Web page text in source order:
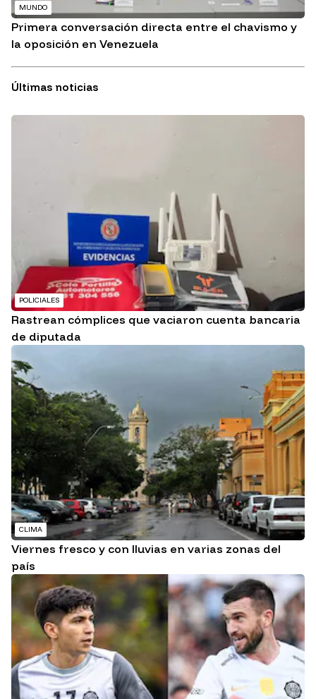
MUNDO
Primera conversación directa entre el chavismo y
la oposición en Venezuela
Últimas noticias
POLICIALES
Rastrean cómplices que vaciaron cuenta bancaria
de diputada
CLIMA
Viernes fresco y con lluvias en varias zonas del
país